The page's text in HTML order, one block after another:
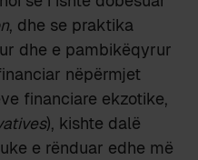
, dhe se praktika
dhe e pambikëqyrur
nëpërmjet
financiare ekzotike,
), kishte dalë
e rënduar edhe më